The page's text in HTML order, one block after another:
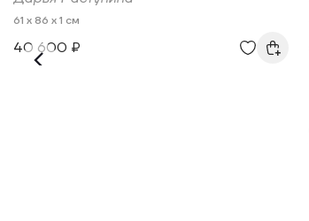
61 x 86 x 1 см
40 600 ₽